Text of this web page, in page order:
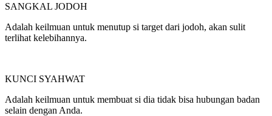
SANGKAL JODOH
Adalah keilmuan untuk menutup si target dari jodoh, akan sulit
terlihat kelebihannya.
KUNCI SYAHWAT
Adalah keilmuan untuk membuat si dia tidak bisa hubungan badan
selain dengan Anda.